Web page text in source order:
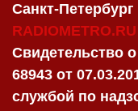
Санкт-
RADIOMETRO.RU
Свидетельство
68943 от
службой по